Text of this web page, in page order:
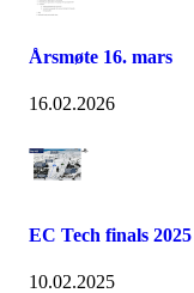
Årsmøte 16. mars
16.02.2026
EC Tech finals
10.02.2025